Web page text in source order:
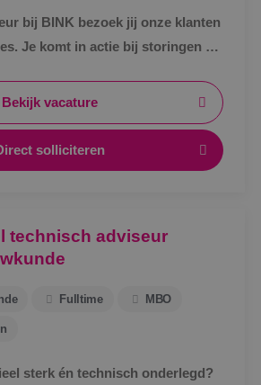
bij BINK bezoek jij onze klanten
Je komt in actie bij storingen en
Bekijk vacature
solliciteren
technisch adviseur
Fulltime MBO
sterk én technisch onderlegd?